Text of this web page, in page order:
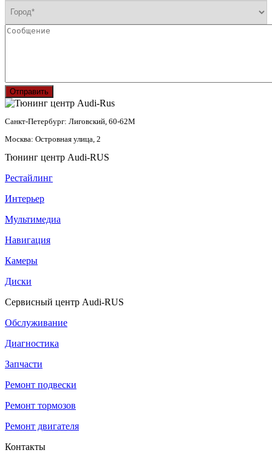
Отправить
Санкт-Петербург: Лиговский, 60-62М
Москва: Островная улица, 2
Тюнинг центр Audi-RUS
Рестайлинг
Интерьер
Мультимедиа
Навигация
Камеры
Диски
Сервисный центр Audi-RUS
Обслуживание
Диагностика
Запчасти
Ремонт подвески
Ремонт тормозов
Ремонт двигателя
Контакты